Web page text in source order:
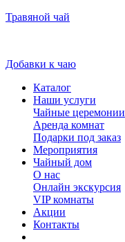
Травяной чай
Добавки к чаю
Каталог
Наши услуги
Чайные церемонии
Аренда комнат
Подарки под заказ
Мероприятия
Чайный дом
О нас
Онлайн экскурсия
VIP комнаты
Акции
Контакты